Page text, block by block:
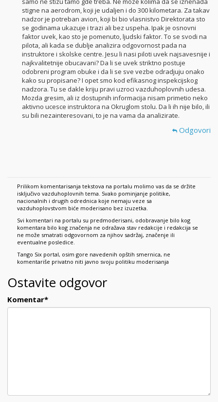
stigne na aerodrom, koji je udaljen i do 300 kilometara. Za takav
nadzor je potreban avion, koji bi bio vlasnistvo Direktorata sto
se godinama ukazuje i trazi ali bez uspeha. Ipak je osnovni
faktor uvek, kao sto je pomenuto, ljudski faktor. To se svodi na
pilota, ali kada se dublje analizira odgovornost pada na
instruktore i skolske centre. Jesu li nasi piloti uvek najsavesnije i
najkvalitetnije obucavani? Da li se uvek striktno postuje
odobreni program obuke i da li se sve vezbe odradjuju onako
kako su propisane? I opet smo kod efikasnog inspekcijskog
nadzora. Tu se dakle kriju pravi uzroci vazduhoplovnih udesa.
Mozda gresim, ali iz dostupnih informacija nisam primetio neko
aktivno ucesce instruktora na Okruglom stolu. Da li ih nije bilo, ili
su bili nezainteresovani, to je na vama da analizirate.
Odgovori
Prilikom komentarisanja tekstova na portalu molimo vas da se držite
isključivo vazduhoplovnih tema. Svako pominjanje politike,
nacionalnih i drugih odrednica koje nemaju veze sa
vazduhoplovstvom biće moderisano bez izuzetka.
Svi komentari na portalu su predmoderisani, odobravanje bilo kog
komentara bilo kog značenja ne odražava stav redakcije i redakcija se
ne može smatrati odgovornom za njihov sadržaj, značenje ili
eventualne posledice.
Tango Six portal, osim gore navedenih opštih smernica, ne
komentariše privatno niti javno svoju politiku moderisanja
Ostavite odgovor
Komentar*